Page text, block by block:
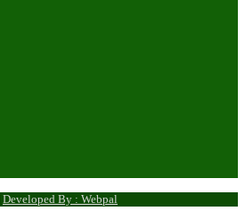
Developed By : Webpal